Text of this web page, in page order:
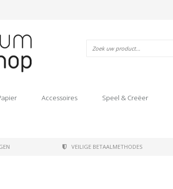
Accessoires Speel & Creëer
VEILIGE BETAALMETHODES